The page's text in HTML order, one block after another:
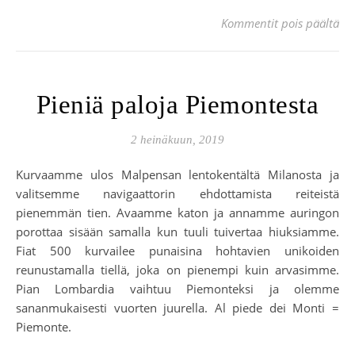
Kommentit pois päältä
Pieniä paloja Piemontesta
2 heinäkuun, 2019
Kurvaamme ulos Malpensan lentokentältä Milanosta ja
valitsemme navigaattorin ehdottamista reiteistä
pienemmän tien. Avaamme katon ja annamme auringon
porottaa sisään samalla kun tuuli tuivertaa hiuksiamme.
Fiat 500 kurvailee punaisina hohtavien unikoiden
reunustamalla tiellä, joka on pienempi kuin arvasimme.
Pian Lombardia vaihtuu Piemonteksi ja olemme
sananmukaisesti vuorten juurella. Al piede dei Monti =
Piemonte.